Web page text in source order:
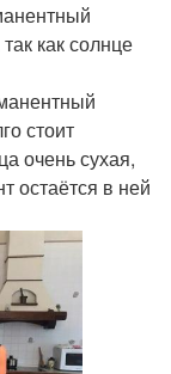
как солнце
стоит
очень сухая,
остаётся в ней